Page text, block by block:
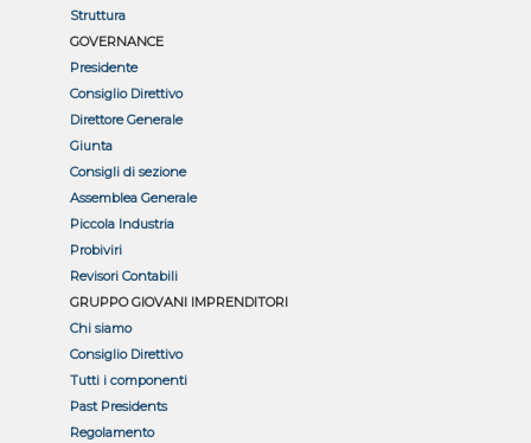
Struttura
GOVERNANCE
Presidente
Consiglio Direttivo
Direttore Generale
Giunta
Consigli di sezione
Assemblea Generale
Piccola Industria
Probiviri
Revisori Contabili
GRUPPO GIOVANI IMPRENDITORI
Chi siamo
Consiglio Direttivo
Tutti i componenti
Past Presidents
Regolamento